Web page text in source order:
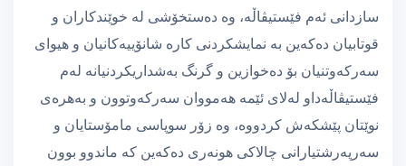
سازدانی ئەم فێستیڤاڵە، وە دەستخۆشی لە خوێندکاران و
قوتابیان دەکەین بە نمایشکردنی کارە شانۆییەکانیان و هیوای
سەرکەوتنیان بۆ دەخوازین و گرنگ بەشداریکردنیانە لەم
فێستیڤاڵەداو لەلای ئێمە هەمووان سەرکەوتوون و بەهرەی
نوێتان پێشکەش کردووە، وە زۆر سوپاسی مامۆستایان و
سەرپەرشتیارانی چالاکی هونەری دەکەین کە ماندوو بوون